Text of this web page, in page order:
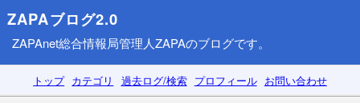
ZAPAブログ2.0
ZAPAnet総合情報局管理人ZAPAのブログです。
トップ カテゴリ 過去ログ/検索 プロフィール お問い合わせ